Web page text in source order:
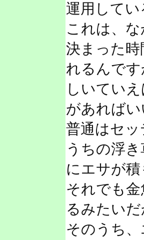
運用してい
これは、
決まった
れるんです
しいてい
があれば
普通はセ
うちの浮
にエサが積
それでも
るみたいだ
そのうち